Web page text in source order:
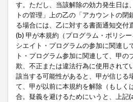
す。ただし、当該解除の効力発生日は
トの管理」上の乙の「アカウントの
る場合には、乙に対する書面通知交付
(b) 甲が本規約（プログラム・ポリシ
シエイト・プログラムの参加に関連
ト・プログラム参加に関連して、甲
欺、不正または違法行為に使用されて
該当する可能性があると、甲が信じる
て、甲が以前に本規約を解除（もしく
合。疑義を避けるためにいうと、上記